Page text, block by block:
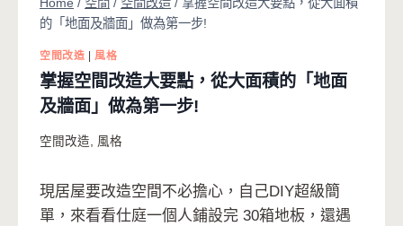
的「地面及牆面」做為第一步!
空間改造 | 風格
掌握空間改造大要點，從大面積的「地面
及牆面」做為第一步!
空間改造, 風格
現居屋要改造空間不必擔心，自己DIY超級簡
單，來看看仕庭一個人鋪設完 30箱地板，還遇